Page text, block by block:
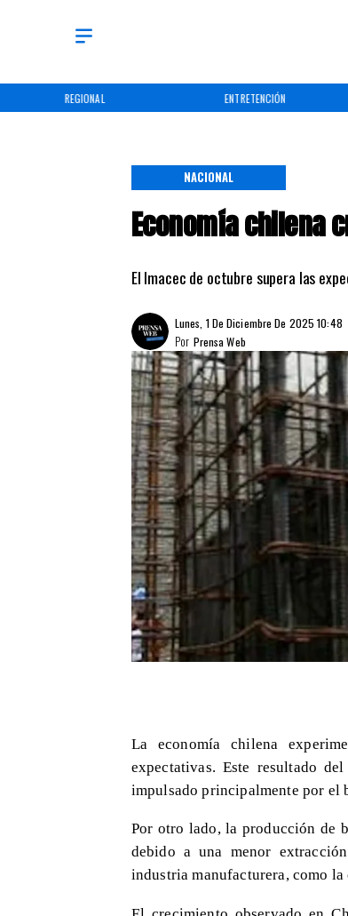
REGIONAL ENTRETENCIÓN
Economía chilena
El Imacec de octubre supera las
NACIONAL
Lunes, 1 De Diciembre De 2025 10:48
Prensa Web
Por
La economía chilena
expectativas. Este resultado
impulsado principalmente por el
Por otro lado, la producción de
debido a una menor
industria manufacturera, como